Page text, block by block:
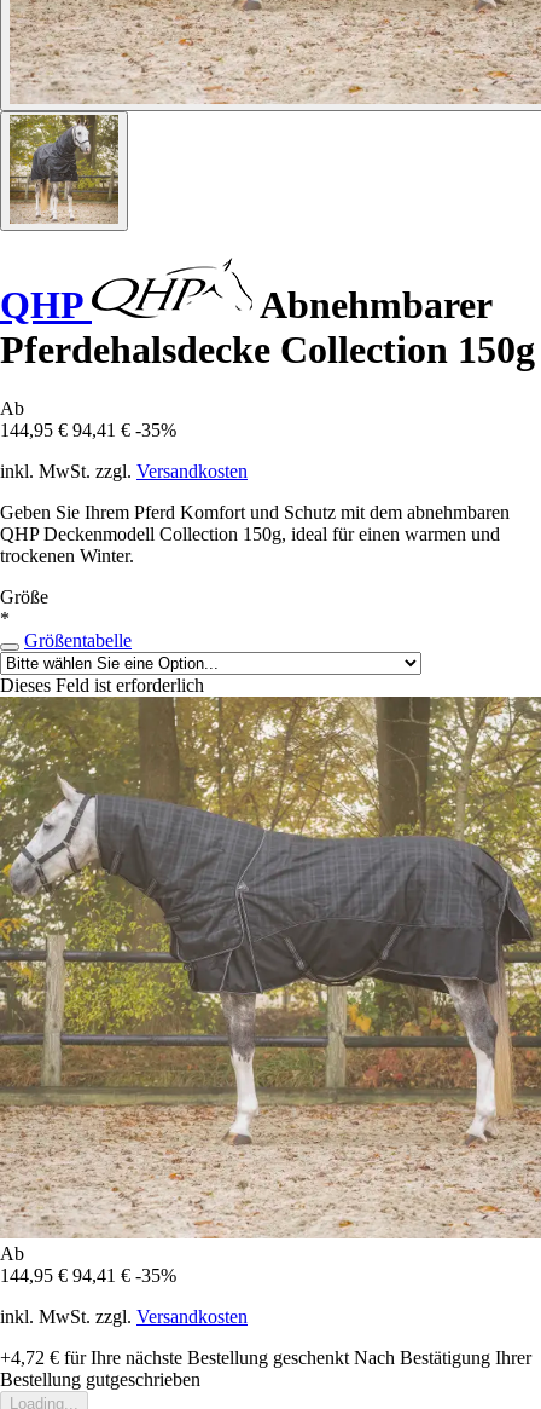
QHP
Abnehmbarer
Pferdehalsdecke Collection 150g
Ab
144,95 € 94,41 € -35%
inkl. MwSt. zzgl. Versandkosten
Geben Sie Ihrem Pferd Komfort und Schutz mit dem abnehmbaren
QHP Deckenmodell Collection 150g, ideal für einen warmen und
trockenen Winter.
Größe
*
Größentabelle
Dieses Feld ist erforderlich
Ab
144,95 € 94,41 € -35%
inkl. MwSt. zzgl. Versandkosten
+4,72 € für Ihre nächste Bestellung geschenkt Nach Bestätigung Ihrer
Bestellung gutgeschrieben
Loading...